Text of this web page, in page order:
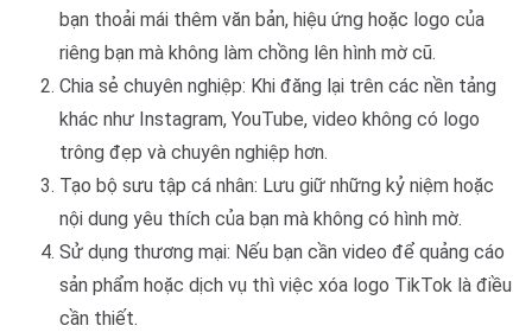
bạn thoải mái thêm văn bản, hiệu ứng hoặc logo của
riêng bạn mà không làm chồng lên hình mờ cũ.
Chia sẻ chuyên nghiệp: Khi đăng lại trên các nền tảng
khác như Instagram, YouTube, video không có logo
trông đẹp và chuyên nghiệp hơn.
Tạo bộ sưu tập cá nhân: Lưu giữ những kỷ niệm hoặc
nội dung yêu thích của bạn mà không có hình mờ.
Sử dụng thương mại: Nếu bạn cần video để quảng cáo
sản phẩm hoặc dịch vụ thì việc xóa logo TikTok là điều
cần thiết.